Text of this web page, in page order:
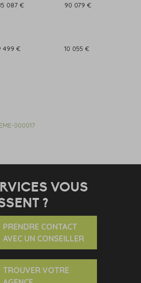
087 € 90 079 €
499 € 10 055 €
000017
VOUS
?
PRENDRE CONTACT
AVEC UN CONSEILLER
TROUVER VOTRE